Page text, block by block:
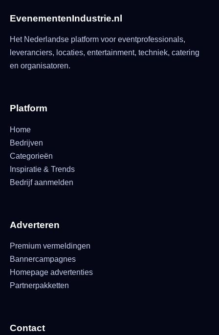
EvenementenIndustrie.nl
Het Nederlandse platform voor eventprofessionals,
leveranciers, locaties, entertainment, techniek, catering
en organisatoren.
Platform
Home
Bedrijven
Categorieën
Inspiratie & Trends
Bedrijf aanmelden
Adverteren
Premium vermeldingen
Bannercampagnes
Homepage advertenties
Partnerpakketten
Contact